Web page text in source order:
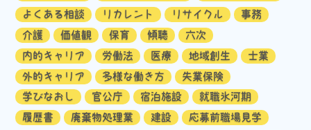
よくある相談
リカレント リサイクル
事務
介護
価値観 保育 傾聴
六次
内的キャリア
労働法 医療 地域創生
士業
外的キャリア
多様な働き方
失業保険
学びなおし
官公庁 宿泊施設
就職氷河期
履歴書
廃棄物処理業 建設
応募前職場見学